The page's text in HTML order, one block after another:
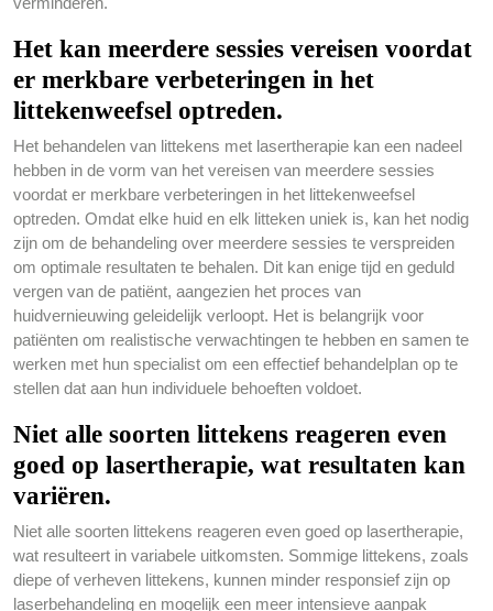
Het kan meerdere sessies vereisen voordat
er merkbare verbeteringen in het
littekenweefsel optreden.
Het behandelen van littekens met lasertherapie kan een nadeel
hebben in de vorm van het vereisen van meerdere sessies
voordat er merkbare verbeteringen in het littekenweefsel
optreden. Omdat elke huid en elk litteken uniek is, kan het nodig
zijn om de behandeling over meerdere sessies te verspreiden
om optimale resultaten te behalen. Dit kan enige tijd en geduld
vergen van de patiënt, aangezien het proces van
huidvernieuwing geleidelijk verloopt. Het is belangrijk voor
patiënten om realistische verwachtingen te hebben en samen te
werken met hun specialist om een effectief behandelplan op te
stellen dat aan hun individuele behoeften voldoet.
Niet alle soorten littekens reageren even
goed op lasertherapie, wat resultaten kan
variëren.
Niet alle soorten littekens reageren even goed op lasertherapie,
wat resulteert in variabele uitkomsten. Sommige littekens, zoals
diepe of verheven littekens, kunnen minder responsief zijn op
laserbehandeling en mogelijk een meer intensieve aanpak